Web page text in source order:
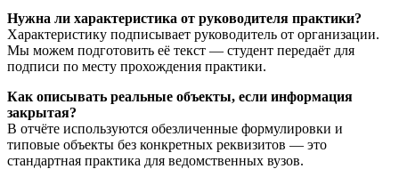
Нужна ли характеристика от руководителя практики?
Характеристику подписывает руководитель от организации.
Мы можем подготовить её текст — студент передаёт для
подписи по месту прохождения практики.
Как описывать реальные объекты, если информация
закрытая?
В отчёте используются обезличенные формулировки и
типовые объекты без конкретных реквизитов — это
стандартная практика для ведомственных вузов.